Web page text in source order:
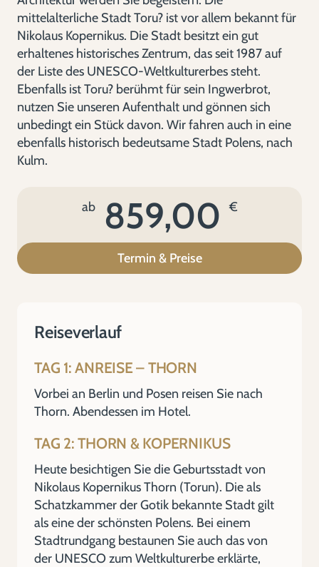
mittelalterliche Stadt Toru? ist vor allem bekannt für
Nikolaus Kopernikus. Die Stadt besitzt ein gut
erhaltenes historisches Zentrum, das seit 1987 auf
der Liste des UNESCO-Weltkulturerbes steht.
Ebenfalls ist Toru? berühmt für sein Ingwerbrot,
nutzen Sie unseren Aufenthalt und gönnen sich
unbedingt ein Stück davon. Wir fahren auch in eine
ebenfalls historisch bedeutsame Stadt Polens, nach
Kulm.
ab 859,00 €
Termin & Preise
Reiseverlauf
TAG 1: ANREISE – THORN
Vorbei an Berlin und Posen reisen Sie nach
Thorn. Abendessen im Hotel.
TAG 2: THORN & KOPERNIKUS
Heute besichtigen Sie die Geburtsstadt von
Nikolaus Kopernikus Thorn (Torun). Die als
Schatzkammer der Gotik bekannte Stadt gilt
als eine der schönsten Polens. Bei einem
Stadtrundgang bestaunen Sie auch das von
der UNESCO zum Weltkulturerbe erklärte,